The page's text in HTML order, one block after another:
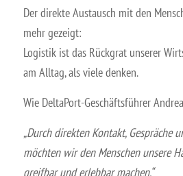
Der direkte Austausch mit den
mehr gezeigt:
Logistik ist das Rückgrat unserer
am Alltag, als viele denken.
Wie DeltaPort-Geschäftsführer
„Durch direkten Kontakt, Gespräche
möchten wir den Menschen unsere
greifbar und erlebbar machen.“